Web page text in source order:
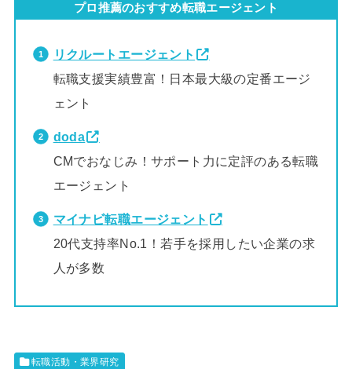
プロ推薦のおすすめ転職エージェント
リクルートエージェント
転職支援実績豊富！日本最大級の定番エージ
ェント
doda
CMでおなじみ！サポート力に定評のある転職
エージェント
マイナビ転職エージェント
20代支持率No.1！若手を採用したい企業の求
人が多数
転職活動・業界研究